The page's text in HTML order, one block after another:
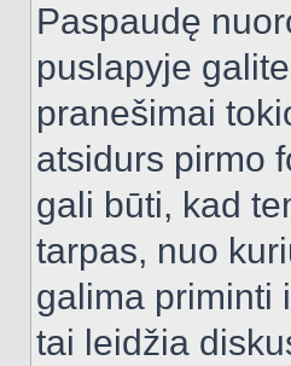
Paspaudę
puslapyje
pranešimai
atsidurs pirmo
gali būti, kad
tarpas, nuo
galima priminti
tai leidžia